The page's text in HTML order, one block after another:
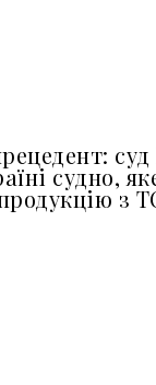
суд
судно,
з